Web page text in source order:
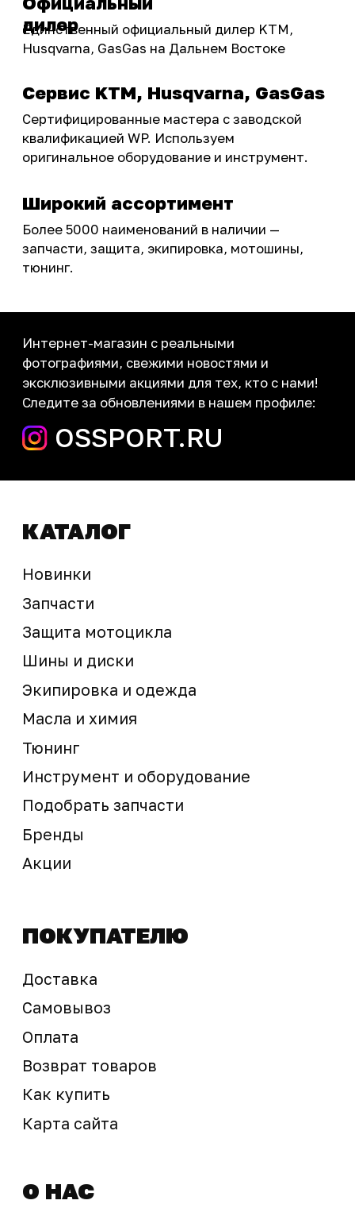
О НАС
Акции
Доставка
Оплата
Мотомагазин
Новости
ПОКУПАТЕЛЮ
+7 (908) 448-07-59
+7 (995) 281-25-71
г. Владивосток
sale@ossport.ru
© 2025 ООО «Абарт-ДВ». Все права защищены
Предложение не является публичной офертой
Окончательная стоимость с учетом бонусов и
скидок, а также наличие товара
подтверждается продавцом перед оплатой
товара.
Политика обработки персональных данных
запчасти шины экипировка